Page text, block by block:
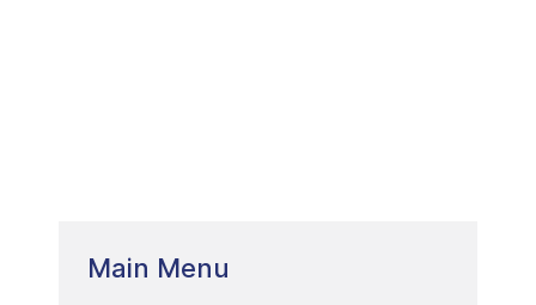
Main Menu